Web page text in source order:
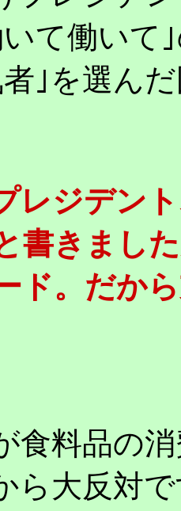
て働いて
｣を選ん
レジデン
書きまし
ド。だか
料品の
ら大反対